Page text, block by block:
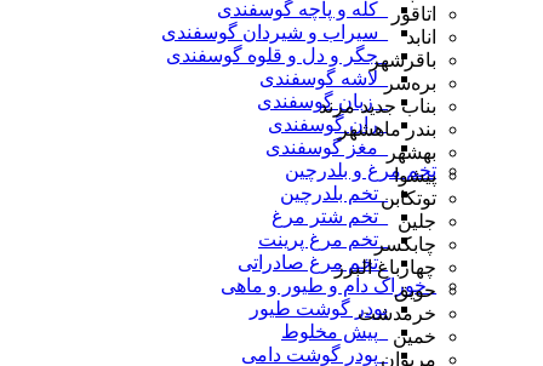
_کله و پاچه گوسفندی
_سیراب و شیردان گوسفندی
_جگر و دل و قلوه گوسفندی
_لاشه گوسفندی
_ زبان گوسفندی
_ران گوسفندی
_مغز گوسفندی
تخم مرغ و بلدرچین
_تخم بلدرچین
_تخم شتر مرغ
_تخم مرغ پرینت
_تخم مرغ صادراتی
_خوراک دام و طیور و ماهی
پودر گوشت طیور
_پیش مخلوط
_پودر گوشت دامی
اتاقور
انابد
باقرشهر
بره‌سر
بناب جدید مرند
بندر ماهشهر
بهشهر
پیشوا
توتکابن
جلین
چابکسر
چهارباغ البرز
حویق
خرمدشت
خمین
مریوان